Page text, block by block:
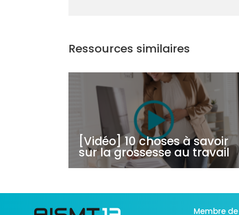
Ressources similaires
[Vidéo] 10 choses à savoir
sur la grossesse au travail
Membre